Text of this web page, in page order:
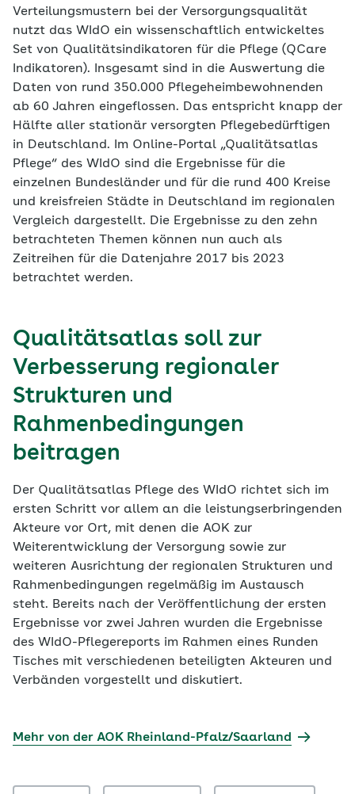
Verteilungsmustern bei der Versorgungsqualität
nutzt das WIdO ein wissenschaftlich entwickeltes
Set von Qualitätsindikatoren für die Pflege (QCare
Indikatoren). Insgesamt sind in die Auswertung die
Daten von rund 350.000 Pflegeheimbewohnenden
ab 60 Jahren eingeflossen. Das entspricht knapp der
Hälfte aller stationär versorgten Pflegebedürftigen
in Deutschland. Im Online-Portal „Qualitätsatlas
Pflege“ des WIdO sind die Ergebnisse für die
einzelnen Bundesländer und für die rund 400 Kreise
und kreisfreien Städte in Deutschland im regionalen
Vergleich dargestellt. Die Ergebnisse zu den zehn
betrachteten Themen können nun auch als
Zeitreihen für die Datenjahre 2017 bis 2023
betrachtet werden.
Qualitätsatlas soll zur
Verbesserung regionaler
Strukturen und
Rahmenbedingungen
beitragen
Der Qualitätsatlas Pflege des WIdO richtet sich im
ersten Schritt vor allem an die leistungserbringenden
Akteure vor Ort, mit denen die AOK zur
Weiterentwicklung der Versorgung sowie zur
weiteren Ausrichtung der regionalen Strukturen und
Rahmenbedingungen regelmäßig im Austausch
steht. Bereits nach der Veröffentlichung der ersten
Ergebnisse vor zwei Jahren wurden die Ergebnisse
des WIdO-Pflegereports im Rahmen eines Runden
Tisches mit verschiedenen beteiligten Akteuren und
Verbänden vorgestellt und diskutiert.
Mehr von der AOK Rheinland-Pfalz/Saarland